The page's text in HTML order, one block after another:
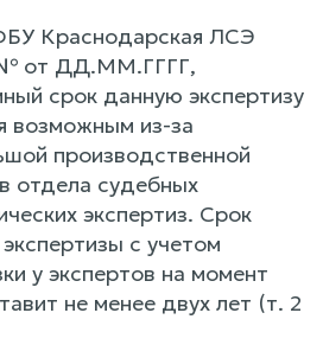
Краснодарская ЛСЭ
от ДД.ММ.ГГГГ,
срок данную экспертизу
возможным из-за
производственной
отдела судебных
экспертиз. Срок
с учетом
у экспертов на момент
не менее двух лет (т. 2